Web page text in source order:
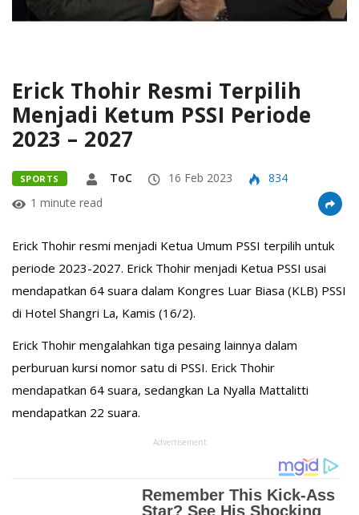
Erick Thohir Resmi Terpilih
Menjadi Ketum PSSI Periode
2023 – 2027
SPORTS ToC 16 Feb 2023
834
1 minute read
Erick Thohir resmi menjadi Ketua Umum PSSI terpilih untuk
periode 2023-2027. Erick Thohir menjadi Ketua PSSI usai
mendapatkan 64 suara dalam Kongres Luar Biasa (KLB) PSSI
di Hotel Shangri La, Kamis (16/2).
Erick Thohir mengalahkan tiga pesaing lainnya dalam
perburuan kursi nomor satu di PSSI. Erick Thohir
mendapatkan 64 suara, sedangkan La Nyalla Mattalitti
mendapatkan 22 suara.
Advertisement